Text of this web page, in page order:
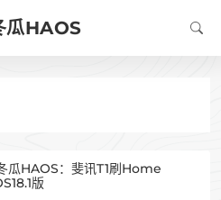
瓜HAOS
瓜HAOS：斐讯T1刷Home
版